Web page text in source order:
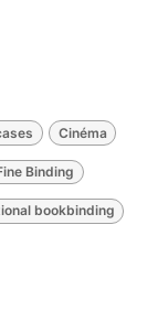
Cinéma
Binding
bookbinding